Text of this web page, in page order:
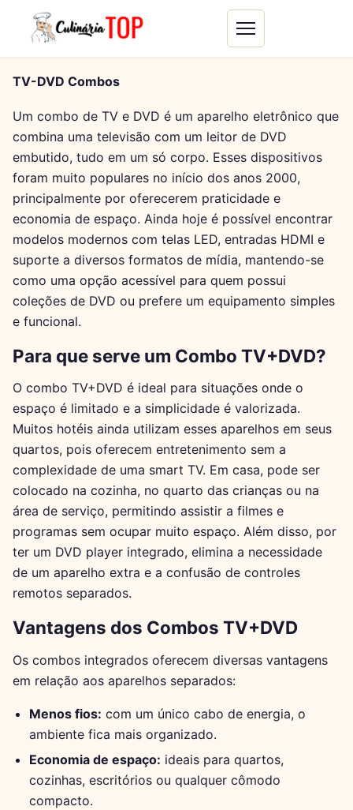
TV-DVD Combos
Um combo de TV e DVD é um aparelho eletrônico que
combina uma televisão com um leitor de DVD
embutido, tudo em um só corpo. Esses dispositivos
foram muito populares no início dos anos 2000,
principalmente por oferecerem praticidade e
economia de espaço. Ainda hoje é possível encontrar
modelos modernos com telas LED, entradas HDMI e
suporte a diversos formatos de mídia, mantendo-se
como uma opção acessível para quem possui
coleções de DVD ou prefere um equipamento simples
e funcional.
Para que serve um Combo TV+DVD?
O combo TV+DVD é ideal para situações onde o
espaço é limitado e a simplicidade é valorizada.
Muitos hotéis ainda utilizam esses aparelhos em seus
quartos, pois oferecem entretenimento sem a
complexidade de uma smart TV. Em casa, pode ser
colocado na cozinha, no quarto das crianças ou na
área de serviço, permitindo assistir a filmes e
programas sem ocupar muito espaço. Além disso, por
ter um DVD player integrado, elimina a necessidade
de um aparelho extra e a confusão de controles
remotos separados.
Vantagens dos Combos TV+DVD
Os combos integrados oferecem diversas vantagens
em relação aos aparelhos separados:
Menos fios: com um único cabo de energia, o
ambiente fica mais organizado.
Economia de espaço: ideais para quartos,
cozinhas, escritórios ou qualquer cômodo
compacto.